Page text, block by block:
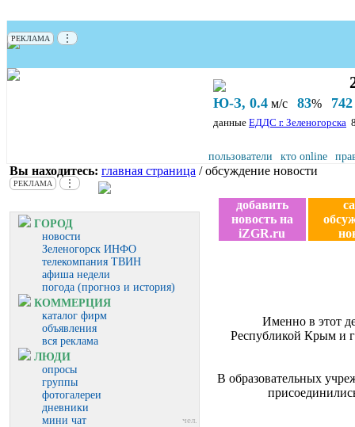
РЕКЛАМА ⋮
Ю-З, 0.4 м/с 83% 742
данные ЕДДС г. Зеленогорска
пользователи кто online
Вы находитесь: главная страница / обсуждение новости
РЕКЛАМА ⋮
ГОРОД
новости
Зеленогорск ИНФО
телекомпания ТВИН
афиша недели
погода (прогноз и история)
КОММЕРЦИЯ
каталог фирм
объявления
вся реклама
ЛЮДИ
опросы
группы
фотогалереи
дневники
мини чат
чел.
добавить
новость на
iZGR.ru
Именно в этот
Республикой Крым и
В образовательных